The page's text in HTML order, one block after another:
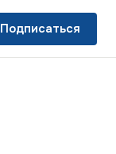
Подписаться